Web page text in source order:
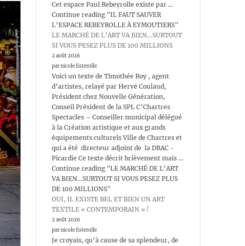
Cet espace Paul Rebeyrolle existe par …
Continue reading "IL FAUT SAUVER
L’ESPACE REBEYROLLE À EYMOUTIERS"
LE MARCHÉ DE L’ART VA BIEN…SURTOUT
SI VOUS PESEZ PLUS DE 100 MILLIONS
2 août 2026
par nicole Esterolle
Voici un texte de Timothée Roy , agent
d’artistes, relayé par Hervé Coulaud,
Président chez Nouvelle Génération,
Conseil Président de la SPL C’Chartres
Spectacles – Conseiller municipal délégué
à la Création artistique et aux grands
équipements culturels Ville de Chartres et
qui a été directeur adjoint de la DRAC -
Picardie Ce texte décrit brièvement mais …
Continue reading "LE MARCHÉ DE L’ART
VA BIEN…SURTOUT SI VOUS PESEZ PLUS
DE 100 MILLIONS"
OUI, IL EXISTE BEL ET BIEN UN ART
TEXTILE « CONTEMPORAIN » !
2 août 2026
par nicole Esterolle
Je croyais, qu’à cause de sa splendeur, de